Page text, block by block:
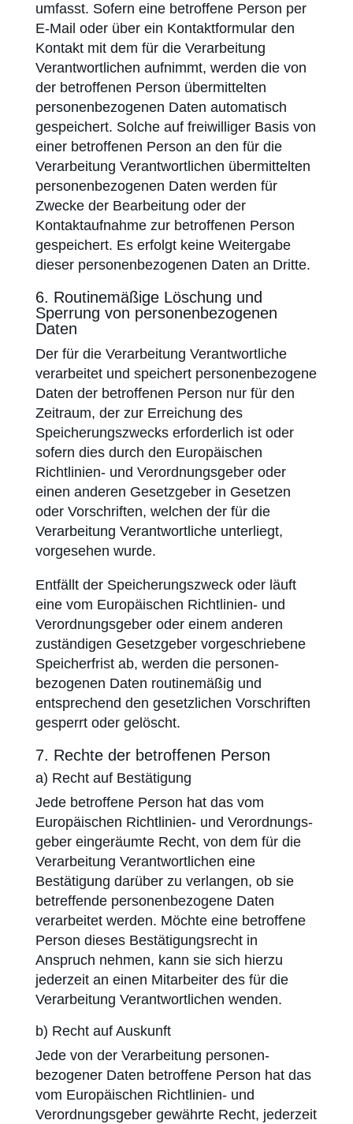
umfasst. Sofern eine betroffene Person per
E-Mail oder über ein Kontaktformular den
Kontakt mit dem für die Verarbeitung
Verantwortlichen aufnimmt, werden die von
der betroffenen Person übermittelten
personen­bezogenen Daten automatisch
gespeichert. Solche auf freiwilliger Basis von
einer betroffenen Person an den für die
Verarbeitung Verantwortlichen übermittelten
personen­bezogenen Daten werden für
Zwecke der Bearbeitung oder der
Kontaktaufnahme zur betroffenen Person
gespeichert. Es erfolgt keine Weitergabe
dieser personen­bezogenen Daten an Dritte.
6. Routinemäßige Löschung und
Sperrung von personen­bezogenen
Daten
Der für die Verarbeitung Verantwortliche
verarbeitet und speichert personen­bezogene
Daten der betroffenen Person nur für den
Zeitraum, der zur Erreichung des
Speicherungs­zwecks erforderlich ist oder
sofern dies durch den Europäischen
Richtlinien- und Verordnungs­geber oder
einen anderen Gesetzgeber in Gesetzen
oder Vorschriften, welchen der für die
Verarbeitung Verantwortliche unterliegt,
vorgesehen wurde.
Entfällt der Speicherungs­zweck oder läuft
eine vom Europäischen Richtlinien- und
Verordnungs­geber oder einem anderen
zuständigen Gesetzgeber vorgeschriebene
Speicherfrist ab, werden die personen­
bezogenen Daten routinemäßig und
entsprechend den gesetzlichen Vorschriften
gesperrt oder gelöscht.
7. Rechte der betroffenen Person
a) Recht auf Bestätigung
Jede betroffene Person hat das vom
Europäischen Richtlinien- und Verordnungs­
geber eingeräumte Recht, von dem für die
Verarbeitung Verantwortlichen eine
Bestätigung darüber zu verlangen, ob sie
betreffende personen­bezogene Daten
verarbeitet werden. Möchte eine betroffene
Person dieses Bestätigungsrecht in
Anspruch nehmen, kann sie sich hierzu
jederzeit an einen Mitarbeiter des für die
Verarbeitung Verantwortlichen wenden.
b) Recht auf Auskunft
Jede von der Verarbeitung personen­
bezogener Daten betroffene Person hat das
vom Europäischen Richtlinien- und
Verordnungs­geber gewährte Recht, jederzeit